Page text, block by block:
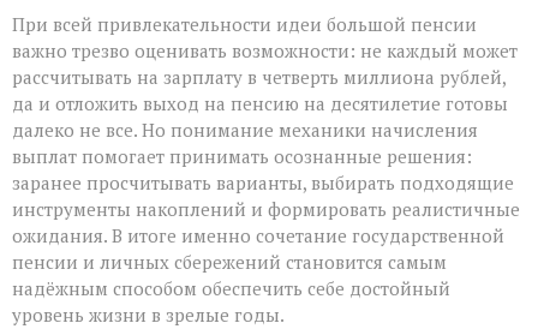
При всей привлекательности идеи большой пенсии
важно трезво оценивать возможности: не каждый может
рассчитывать на зарплату в четверть миллиона рублей,
да и отложить выход на пенсию на десятилетие готовы
далеко не все. Но понимание механики начисления
выплат помогает принимать осознанные решения:
заранее просчитывать варианты, выбирать подходящие
инструменты накоплений и формировать реалистичные
ожидания. В итоге именно сочетание государственной
пенсии и личных сбережений становится самым
надёжным способом обеспечить себе достойный
уровень жизни в зрелые годы.